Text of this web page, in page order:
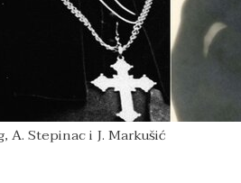
A. Stepinac i J. Markušić